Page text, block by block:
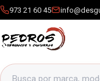
973 21 60 45
Buscar productos